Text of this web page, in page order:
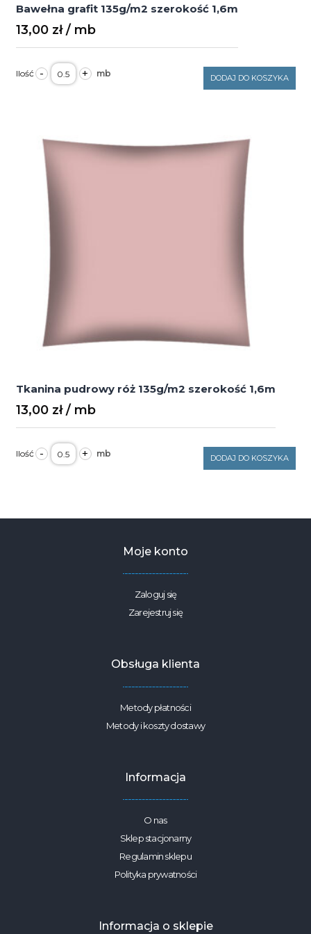
Bawełna grafit 135g/m2 szerokość 1,6m
13,00 zł
- ilość
Bawełna
grafit
+ DODAJ DO KOSZYKA
Tkanina pudrowy róż 135g/m2 szerokość 1,6m
13,00 zł
- ilość
Tkanina
pudrowy
+ DODAJ DO KOSZYKA
Moje konto
Zaloguj się
Zarejestruj się
Obsługa klienta
Metody płatności
Metody i koszty dostawy
Informacja
O nas
Sklep stacjonarny
Regulamin sklepu
Polityka prywatności
Informacja o sklepie